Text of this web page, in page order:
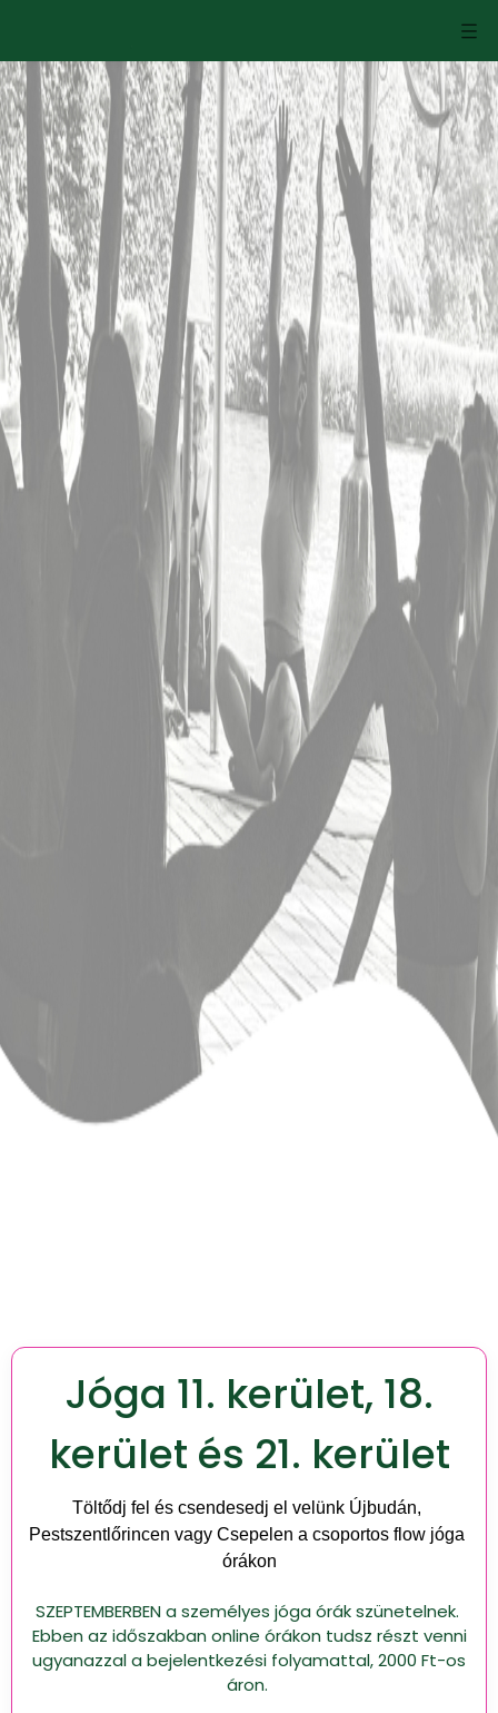
Jóga 11. kerület, 18.
kerület és 21. kerület
Töltődj fel és csendesedj el velünk Újbudán,
Pestszentlőrincen vagy Csepelen a csoportos flow jóga
órákon
SZEPTEMBERBEN a személyes jóga órák szünetelnek.
Ebben az időszakban online órákon tudsz részt venni
ugyanazzal a bejelentkezési folyamattal, 2000 Ft-os
áron.